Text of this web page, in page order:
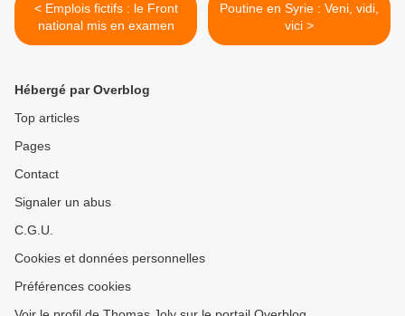
< Emplois fictifs : le Front
national mis en examen
Poutine en Syrie : Veni, vidi,
vici >
Hébergé par Overblog
Top articles
Pages
Contact
Signaler un abus
C.G.U.
Cookies et données personnelles
Préférences cookies